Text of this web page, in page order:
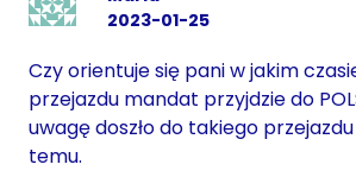
2023-01-25
Czy orientuje się pani w jakim
przejazdu mandat przyjdzie do
uwagę doszło do takiego
temu.